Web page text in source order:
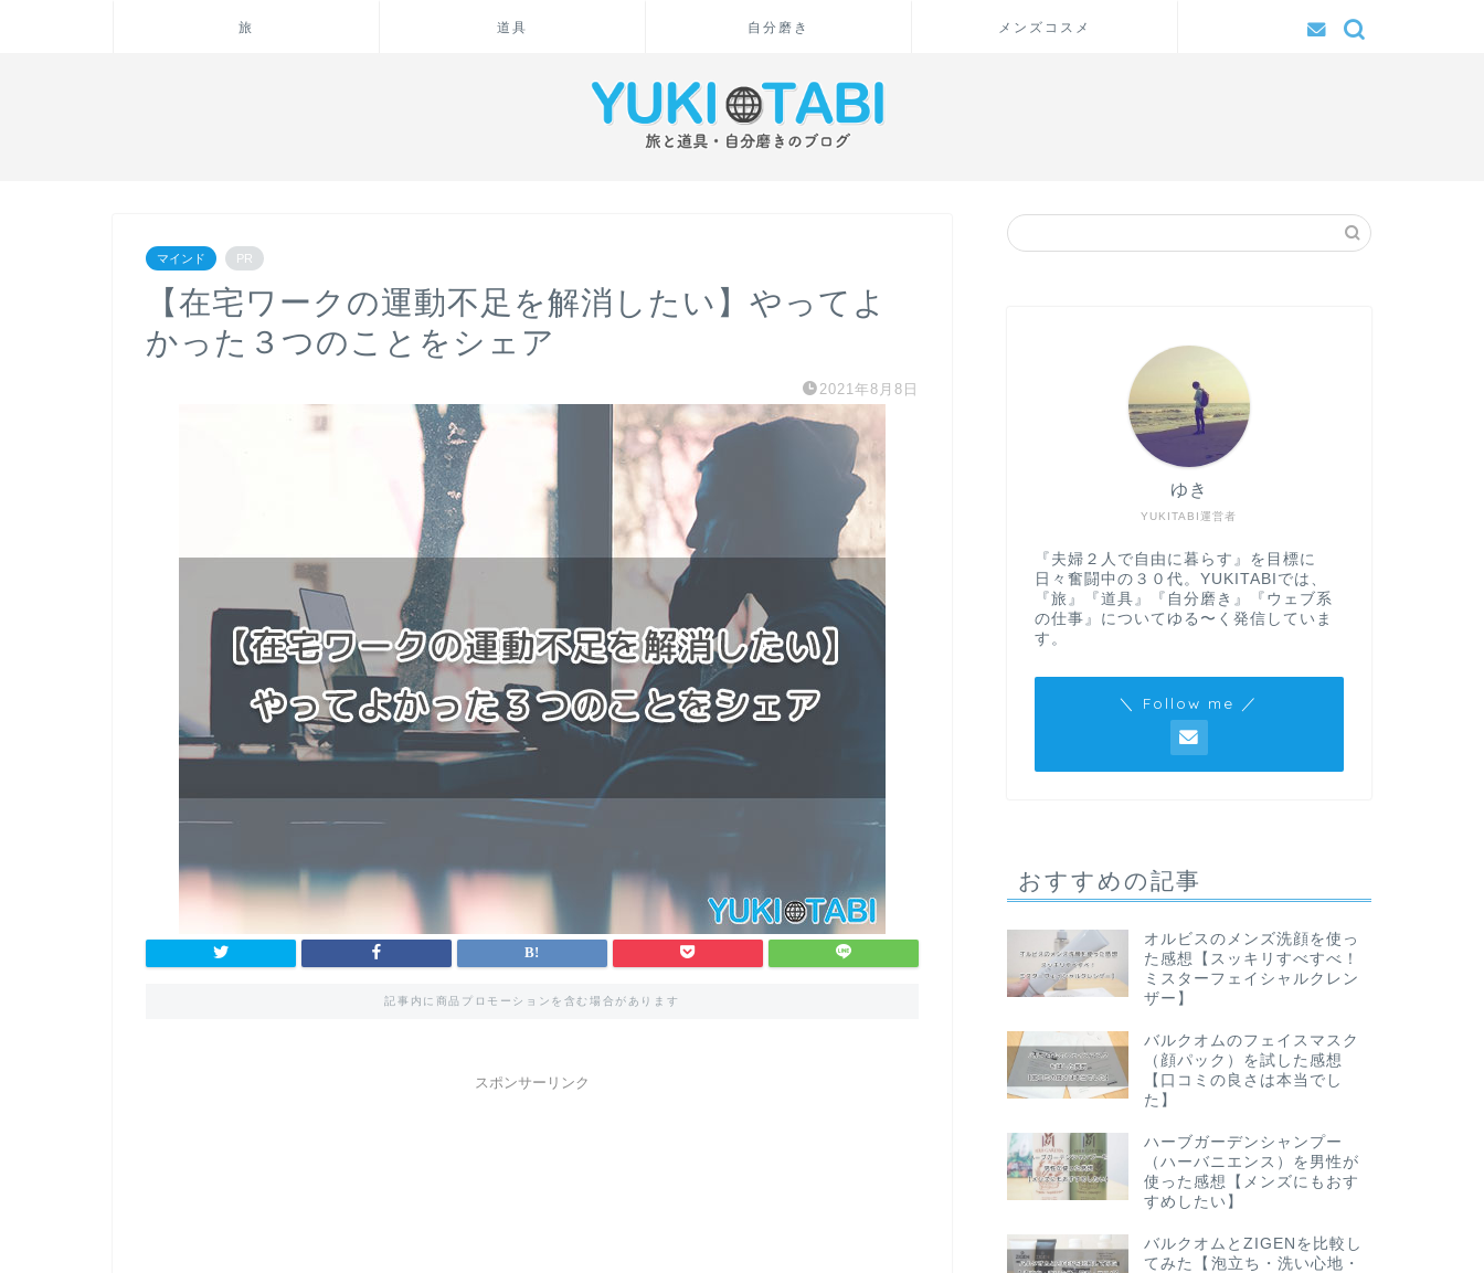
旅 道具 自分磨き メンズコスメ
マインド PR
【在宅ワークの運動不足を解消したい】やってよ
かった３つのことをシェア
2021年8月8日
記事内に商品プロモーションを含む場合があります
スポンサーリンク
YUKITABI運営者
ゆき
『夫婦２人で自由に暮らす』を目標に
日々奮闘中の３０代。YUKITABIでは、
『旅』『道具』『自分磨き』『ウェブ系
の仕事』についてゆる〜く発信していま
す。
＼ Follow me ／
おすすめの記事
オルビスのメンズ洗顔を使っ
た感想【スッキリすべすべ！
ミスターフェイシャルクレン
ザー】
バルクオムのフェイスマスク
（顔パック）を試した感想
【口コミの良さは本当でし
た】
ハーブガーデンシャンプー
（ハーバニエンス）を男性が
使った感想【メンズにもおす
すめしたい】
バルクオムとZIGENを比較し
てみた【泡立ち・洗い心地・